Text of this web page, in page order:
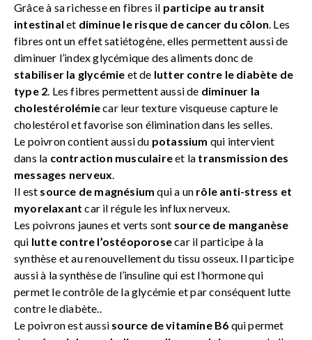
Grâce à sa richesse en fibres il participe au transit
intestinal et diminue le risque de cancer du côlon. Les
fibres ont un effet satiétogène, elles permettent aussi de
diminuer l’index glycémique des aliments donc de
stabiliser la glycémie et de lutter contre le diabète de
type 2. Les fibres permettent aussi de diminuer la
cholestérolémiecar leur texture visqueuse capture le
cholestérol et favorise son élimination dans les selles.
Le poivron contient aussi du potassium qui intervient
dans la contraction musculaireet la transmission des
messages nerveux.
Il est source de magnésium qui a un rôle anti-stress et
myorelaxant car il régule les influx nerveux.
Les poivrons jaunes et verts sont source de manganèse
qui lutte contre l’ostéoporosecar il participe à la
synthèse et au renouvellement du tissu osseux. Il participe
aussi à la synthèse de l’insuline qui est l’hormone qui
permet le contrôle de la glycémie et par conséquent lutte
contre le diabète..
Le poivron est aussi source de vitamine B6 qui permet